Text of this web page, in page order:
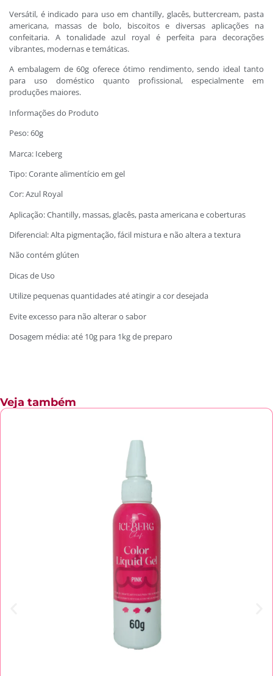
Versátil, é indicado para uso em chantilly, glacês, buttercream, pasta
americana, massas de bolo, biscoitos e diversas aplicações na
confeitaria. A tonalidade azul royal é perfeita para decorações
vibrantes, modernas e temáticas.
A embalagem de 60g oferece ótimo rendimento, sendo ideal tanto
para uso doméstico quanto profissional, especialmente em
produções maiores.
Informações do Produto
Peso: 60g
Marca: Iceberg
Tipo: Corante alimentício em gel
Cor: Azul Royal
Aplicação: Chantilly, massas, glacês, pasta americana e coberturas
Diferencial: Alta pigmentação, fácil mistura e não altera a textura
Não contém glúten
Dicas de Uso
Utilize pequenas quantidades até atingir a cor desejada
Evite excesso para não alterar o sabor
Dosagem média: até 10g para 1kg de preparo
Veja também